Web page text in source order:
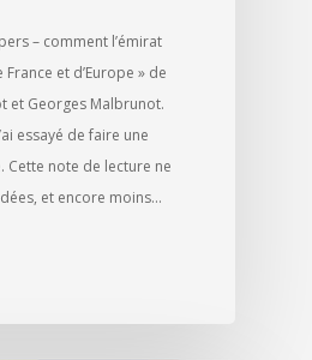
– comment l’émirat
France et d’Europe » de
et Georges Malbrunot.
essayé de faire une
Cette note de lecture ne
et encore moins…